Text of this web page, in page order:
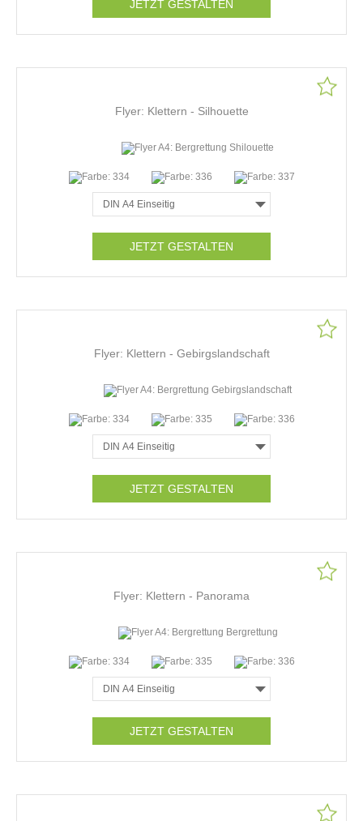
JETZT GESTALTEN
Flyer: Klettern - Silhouette
JETZT GESTALTEN
Flyer: Klettern - Gebirgslandschaft
JETZT GESTALTEN
Flyer: Klettern - Panorama
JETZT GESTALTEN